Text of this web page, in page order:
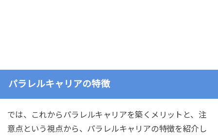
パラレルキャリアの特徴
では、これからパラレルキャリアを築くメリットと、注
意点という視点から、パラレルキャリアの特徴を紹介し